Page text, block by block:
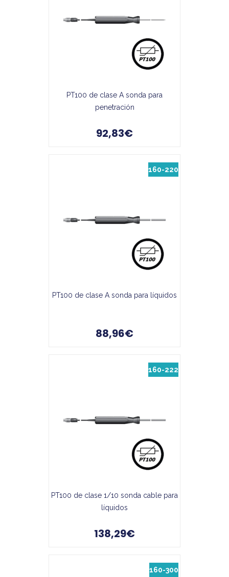
PT100 de clase A sonda para
penetración
92,83€
PT100 de clase A sonda para líquidos
88,96€
160-220
PT100 de clase 1/10 sonda cable para
líquidos
138,29€
160-222
160-300